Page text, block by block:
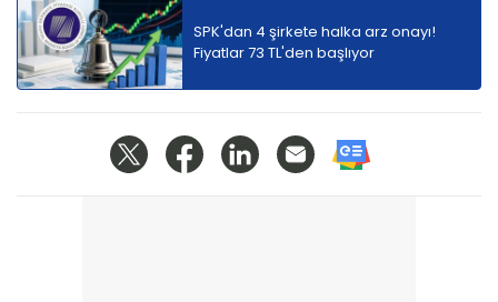
SPK'dan 4 şirkete halka arz onayı!
Fiyatlar 73 TL'den başlıyor